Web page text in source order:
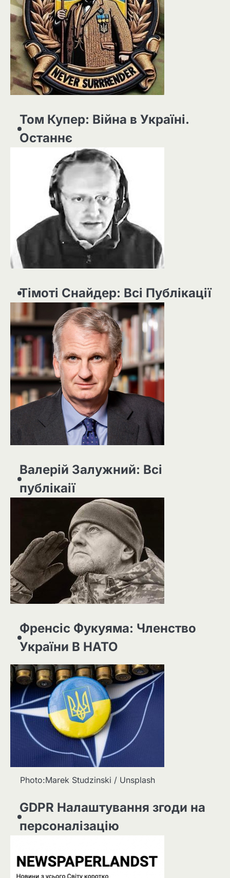
Том Купер: Війна в Україні.
Останнє
Тімоті Снайдер: Всі Публікації
Валерій Залужний: Всі
публікаії
Френсіс Фукуяма: Членство
України В НАТО
Photo:Marek Studzinski / Unsplash
GDPR Налаштування згоди на
персоналізацію